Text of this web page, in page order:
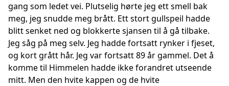
gang som ledet vei. Plutselig hørte jeg ett smell bak
meg, jeg snudde meg brått. Ett stort gullspeil hadde
blitt senket ned og blokkerte sjansen til å gå tilbake.
Jeg såg på meg selv. Jeg hadde fortsatt rynker i fjeset,
og kort grått hår. Jeg var fortsatt 89 år gammel. Det å
komme til Himmelen hadde ikke forandret utseende
mitt. Men den hvite kappen og de hvite